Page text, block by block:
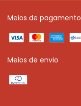
Meios de pagamento
Meios de envio